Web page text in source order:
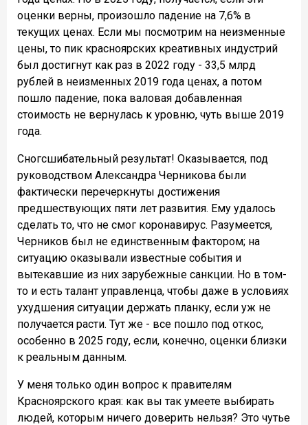
оценки верны, произошло падение на 7,6% в
текущих ценах. Если мы посмотрим на неизменные
цены, то пик красноярских креативных индустрий
был достигнут как раз в 2022 году - 33,5 млрд
рублей в неизменных 2019 года ценах, а потом
пошло падение, пока валовая добавленная
стоимость не вернулась к уровню, чуть выше 2019
года.
Сногсшибательный результат! Оказывается, под
руководством Александра Черникова были
фактически перечеркнуты достижения
предшествующих пяти лет развития. Ему удалось
сделать то, что не смог коронавирус. Разумеется,
Черников был не единственным фактором; на
ситуацию оказывали известные события и
вытекавшие из них зарубежные санкции. Но в том-
то и есть талант управленца, чтобы даже в условиях
ухудшения ситуации держать планку, если уж не
получается расти. Тут же - все пошло под откос,
особенно в 2025 году, если, конечно, оценки близки
к реальным данным.
У меня только один вопрос к правителям
Красноярского края: как вы так умеете выбирать
людей, которым ничего доверить нельзя? Это чутье